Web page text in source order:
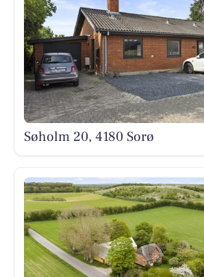
Søholm 20, 4180 Sorø